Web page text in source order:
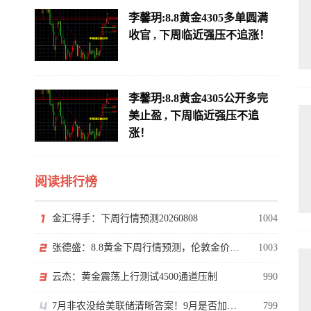
李馨玥:8.8黄金4305多单圆满
收官 , 下周临近强压不追涨！
李馨玥:8.8黄金4305公开多完
美止盈 , 下周临近强压不追
涨！
阅读排行榜
金汇得手：下周行情预测20260808 1004
张德盛：8.8黄金下周行情预测，伦敦金价格走势分析操作策略 1003
云杰：黄金震荡上行测试4500通道压制 990
7月非农没给美联储清晰答案！9月是否加息还得看通胀 799